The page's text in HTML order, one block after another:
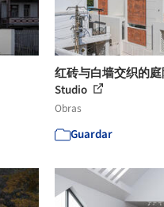
红砖与白墙交织的庭
Studio
Obras
Guardar